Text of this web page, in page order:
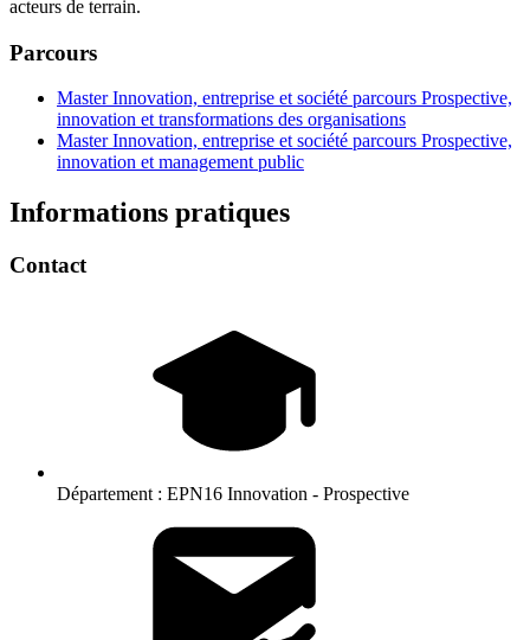
acteurs de terrain.
Parcours
Master Innovation, entreprise et société parcours Prospective,
innovation et transformations des organisations
Master Innovation, entreprise et société parcours Prospective,
innovation et management public
Informations pratiques
Contact
Département : EPN16 Innovation - Prospective